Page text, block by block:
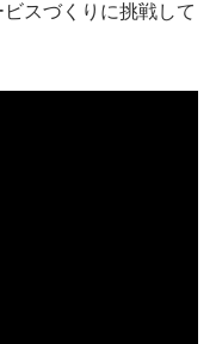
スづくりに挑戦して